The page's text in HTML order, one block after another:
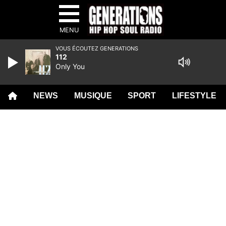
MENU
NEWS MUSIQUE SPORT LIFESTYLE
VOUS ÉCOUTEZ GENERATIONS
112
Only You